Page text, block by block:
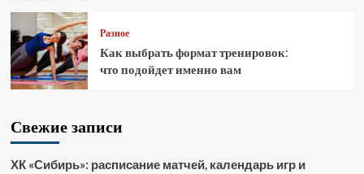
Разное
Как выбрать формат тренировок:
что подойдет именно вам
Свежие записи
ХК «Сибирь»: расписание матчей, календарь игр и